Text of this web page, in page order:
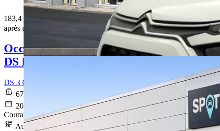
183,4 € /Mois
après un premier loyer de 6 597 €
Occasion
DS DS 3
DS 3 Crossback E-Tense Grand Chic
67 048 km
2021-09-29
Courant électrique
Automatique